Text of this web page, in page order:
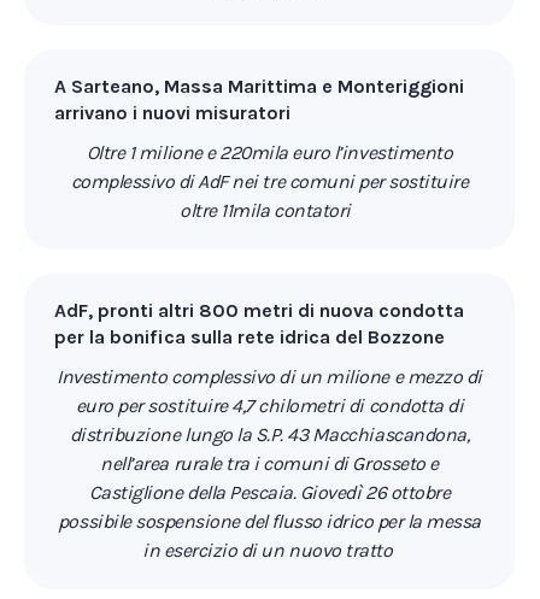
A Sarteano, Massa Marittima e Monteriggioni
arrivano i nuovi misuratori
Oltre 1 milione e 220mila euro l’investimento
complessivo di AdF nei tre comuni per sostituire
oltre 11mila contatori
AdF, pronti altri 800 metri di nuova condotta
per la bonifica sulla rete idrica del Bozzone
Investimento complessivo di un milione e mezzo di
euro per sostituire 4,7 chilometri di condotta di
distribuzione lungo la S.P. 43 Macchiascandona,
nell’area rurale tra i comuni di Grosseto e
Castiglione della Pescaia. Giovedì 26 ottobre
possibile sospensione del flusso idrico per la messa
in esercizio di un nuovo tratto